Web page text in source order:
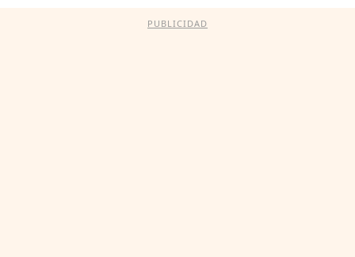
PUBLICIDAD